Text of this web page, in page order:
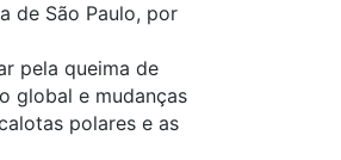
de São Paulo, por
pela queima de
global e mudanças
polares e as